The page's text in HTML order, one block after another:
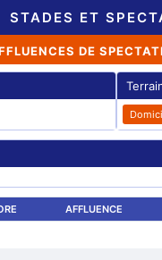
STADES ET
DE
AFFLUENCE